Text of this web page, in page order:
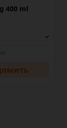
400 ml